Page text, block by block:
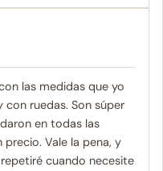
las medidas que yo
con ruedas. Son súper
en todas las
Vale la pena, y
cuando necesite